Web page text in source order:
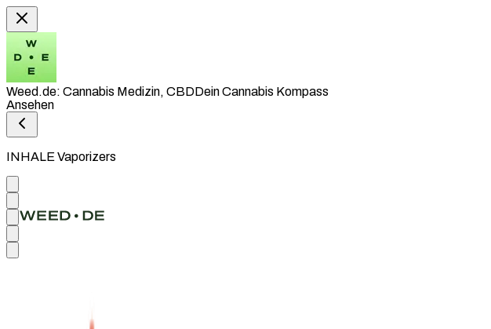
Weed.de: Cannabis Medizin, CBDDein Cannabis Kompass
Ansehen
INHALE Vaporizers